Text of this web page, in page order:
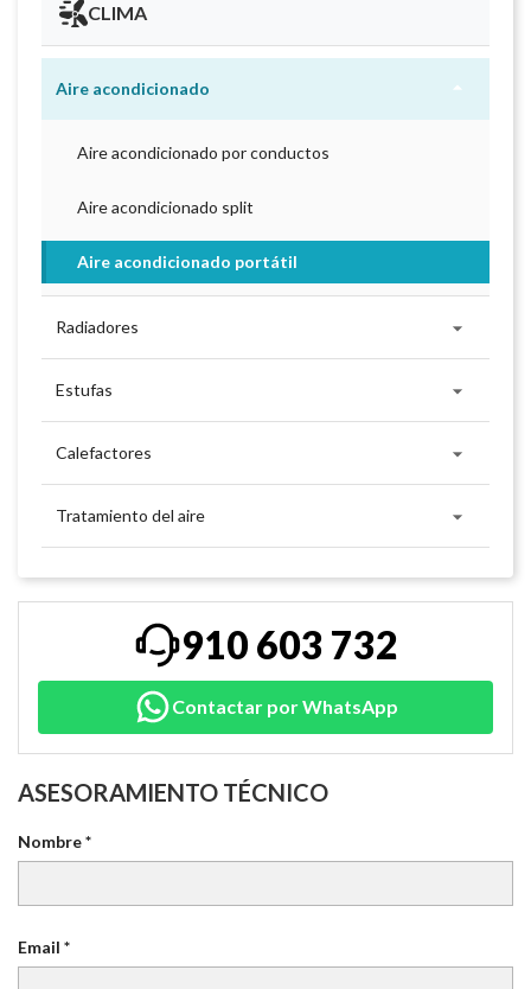
CLIMA
Aire acondicionado 
Aire acondicionado por conductos
Aire acondicionado split
Aire acondicionado portátil
Radiadores 
Estufas 
Calefactores 
Tratamiento del aire 
910 603 732
Contactar por WhatsApp
ASESORAMIENTO TÉCNICO
Nombre *
Email *